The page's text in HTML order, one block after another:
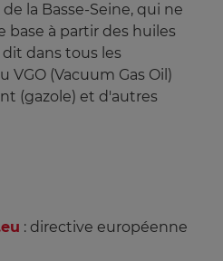
la Basse-Seine, qui ne
base à partir des huiles
dans tous les
(Vacuum Gas Oil)
(gazole) et d'autres
: directive européenne